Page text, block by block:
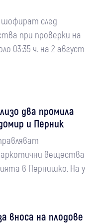
шофират след
при проверки на
03:35 ч. на 2 август
два промила
и Перник
вещества
в Пернишко. На у
вноса на плодове